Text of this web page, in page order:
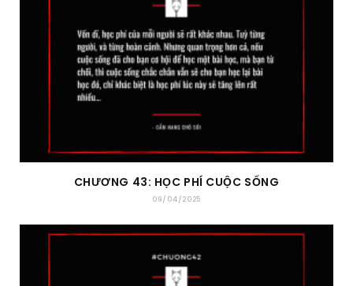
CHƯƠNG 43: HỌC PHÍ CUỘC SỐNG
09/04/2025